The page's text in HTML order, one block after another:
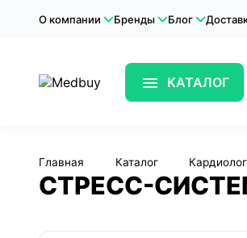
О компании Бренды Блог
КАТАЛОГ
Главная Каталог
СТРЕСС-